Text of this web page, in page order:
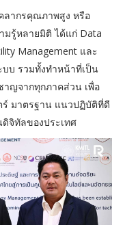
ากรคุณภาพสูง หรือ
มรู้หลายมิติ ได้แก่ Data
Management และ
บบ รวมทั้งทำหน้าที่เป็น
าญจากทุกภาคส่วน เพื่อ
มาตรฐาน แนวปฏิบัติที่ดี
จิทัลของประเทศ